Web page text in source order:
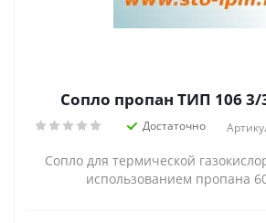
Сопло пропан ТИП 106
Достаточно
Сопло для термической
использованием пропана